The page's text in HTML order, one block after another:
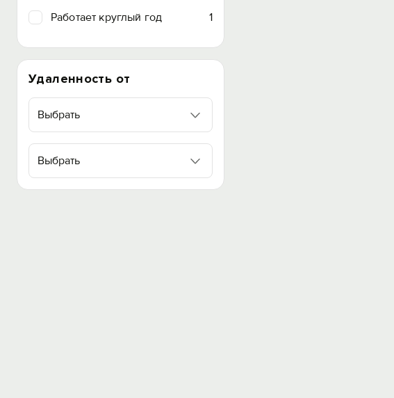
Работает круглый год 1
Удаленность от
Выбрать
Выбрать